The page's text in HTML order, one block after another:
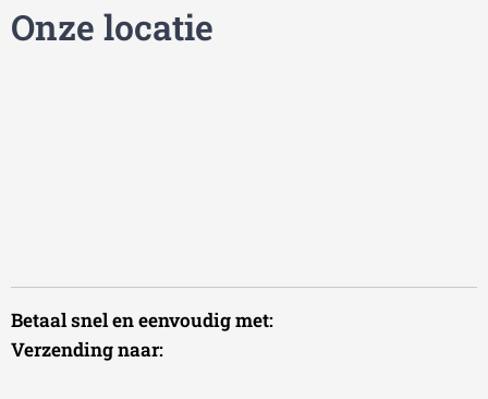
Onze locatie
Betaal snel en eenvoudig met:
Verzending naar: